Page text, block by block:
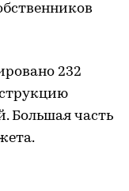
232
Большая часть